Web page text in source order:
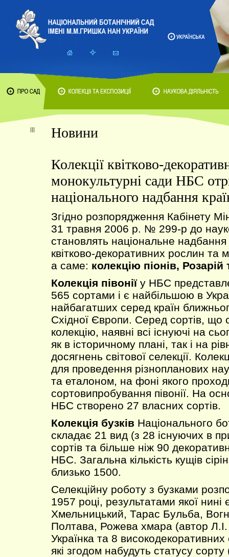
Новини
Колекції квітково-
монокультурні сади НБС
національного надбання
Згідно розпорядження Кабінету
31 травня 2006 р. № 299-р до
становлять національне надбання
квітково-декоративних рослин та
а саме: колекцію піонів, Розарій
Колекція півоніїу НБС
565 сортами і є найбільшою в
найбагатших серед країн
Східної Європи. Серед сортів, що
колекцію, наявні всі існуючі на
як в історичному плані, так і на
досягнень світової селекції.
для проведення різнопланових
та еталоном, на фоні якого
сортовипробування півонії. На
НБС створено 27 власних сортів.
Колекція бузків Національного
складає 21 вид (з 28 існуючих в
сортів та більше ніж 90
НБС. Загальна кількість кущів
близько 1500.
Селекційну роботу з бузками
1957 році, результатами якої нині
Хмельницький, Тарас Бульба,
Полтава, Рожева хмара (автор
Українка та 8 високодекоративних
які згодом набудуть статусу